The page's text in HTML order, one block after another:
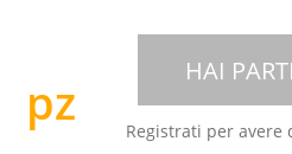
pz
HAI
Registrati per avere